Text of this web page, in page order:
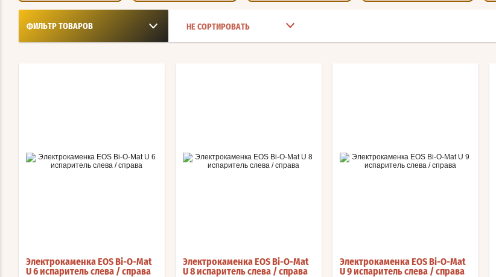
Электрокаменка EOS Bi-O-Mat
U 6 испаритель слева / справа
Электрокаменка EOS Bi-O-Mat
U 8 испаритель слева / справа
Электрокаменка EOS Bi-O-Mat
U 9 испаритель слева / справа
ФИЛЬТР ТОВАРОВ НЕ СОРТИРОВАТЬ